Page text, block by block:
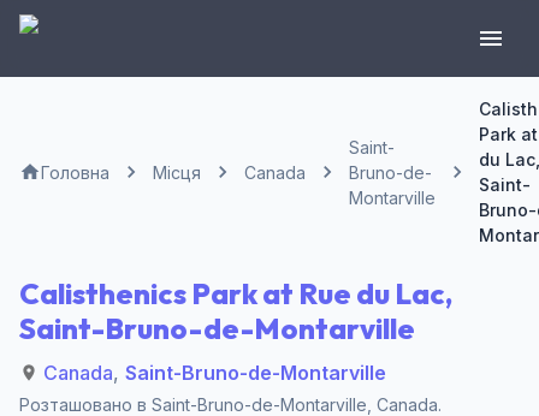
Головна Місця Canada
Saint-
Bruno-de-
Montarville
Park
du Lac,
Saint-
Calisthenics Park at Rue du Lac,
Saint-Bruno-de-Montarville
Canada, Saint-Bruno-de-Montarville
Розташовано в Saint-Bruno-de-Montarville Canada.